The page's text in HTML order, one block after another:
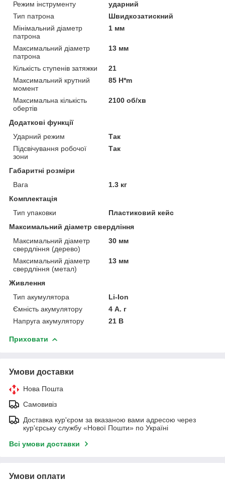
Режим інструменту
ударний
Тип патрона
Швидкозатискний
Мінімальний діаметр
патрона
1 мм
Максимальний діаметр
патрона
13 мм
Кількість ступенів затяжки
21
Максимальний крутний
момент
85 H*m
Максимальна кількість
обертів
2100 об/хв
Додаткові функції
Ударний режим
Так
Підсвічування робочої
зони
Так
Габаритні розміри
Вага
1.3 кг
Комплектація
Тип упаковки
Пластиковий кейс
Максимальний діаметр свердління
Максимальний діаметр
свердління (дерево)
30 мм
Максимальний діаметр
свердління (метал)
13 мм
Живлення
Тип акумулятора
Li-Ion
Ємність акумулятору
4 А. г
Напруга акумулятору
21 В
Приховати
Умови доставки
Нова Пошта
Самовивіз
Доставка кур'єром за вказаною вами адресою через
кур'єрську службу «Нової Пошти» по Україні
Всі умови доставки
Умови оплати